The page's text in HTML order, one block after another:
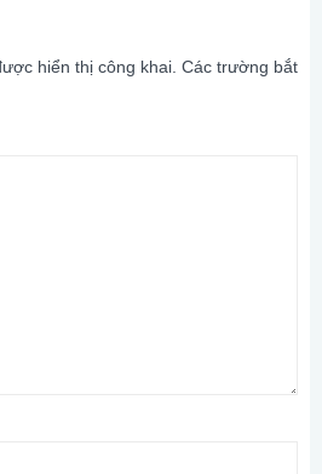
hiển thị công khai. Các trường bắt